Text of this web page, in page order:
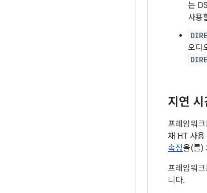
는
사용
오디
지연
프레임워
재 HT 사용
속성을(를)
프레임워크
니다.